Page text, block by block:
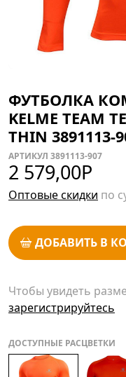
ФУТБОЛКА
KELME TEAM
THIN 3891113-
АРТИКУЛ 3891113-907
2 579,00Р
Оптовые скидки по
ДОБАВИТЬ В
Чтобы увидеть
зарегистрируйтесь
ДОСТУПНЫЕ РАСЦВЕТКИ